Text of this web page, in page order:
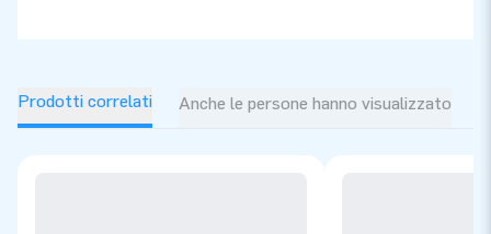
Prodotti correlati Anche le persone hanno visualizzato